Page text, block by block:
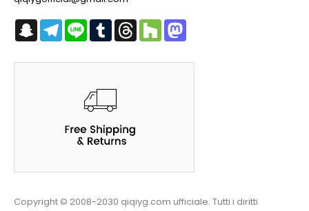
SnapchatTelegram
Line TumblrThreadsHouzz
Copyright © 2008-2030 qiqiyg.com ufficiale. Tutti i diritti